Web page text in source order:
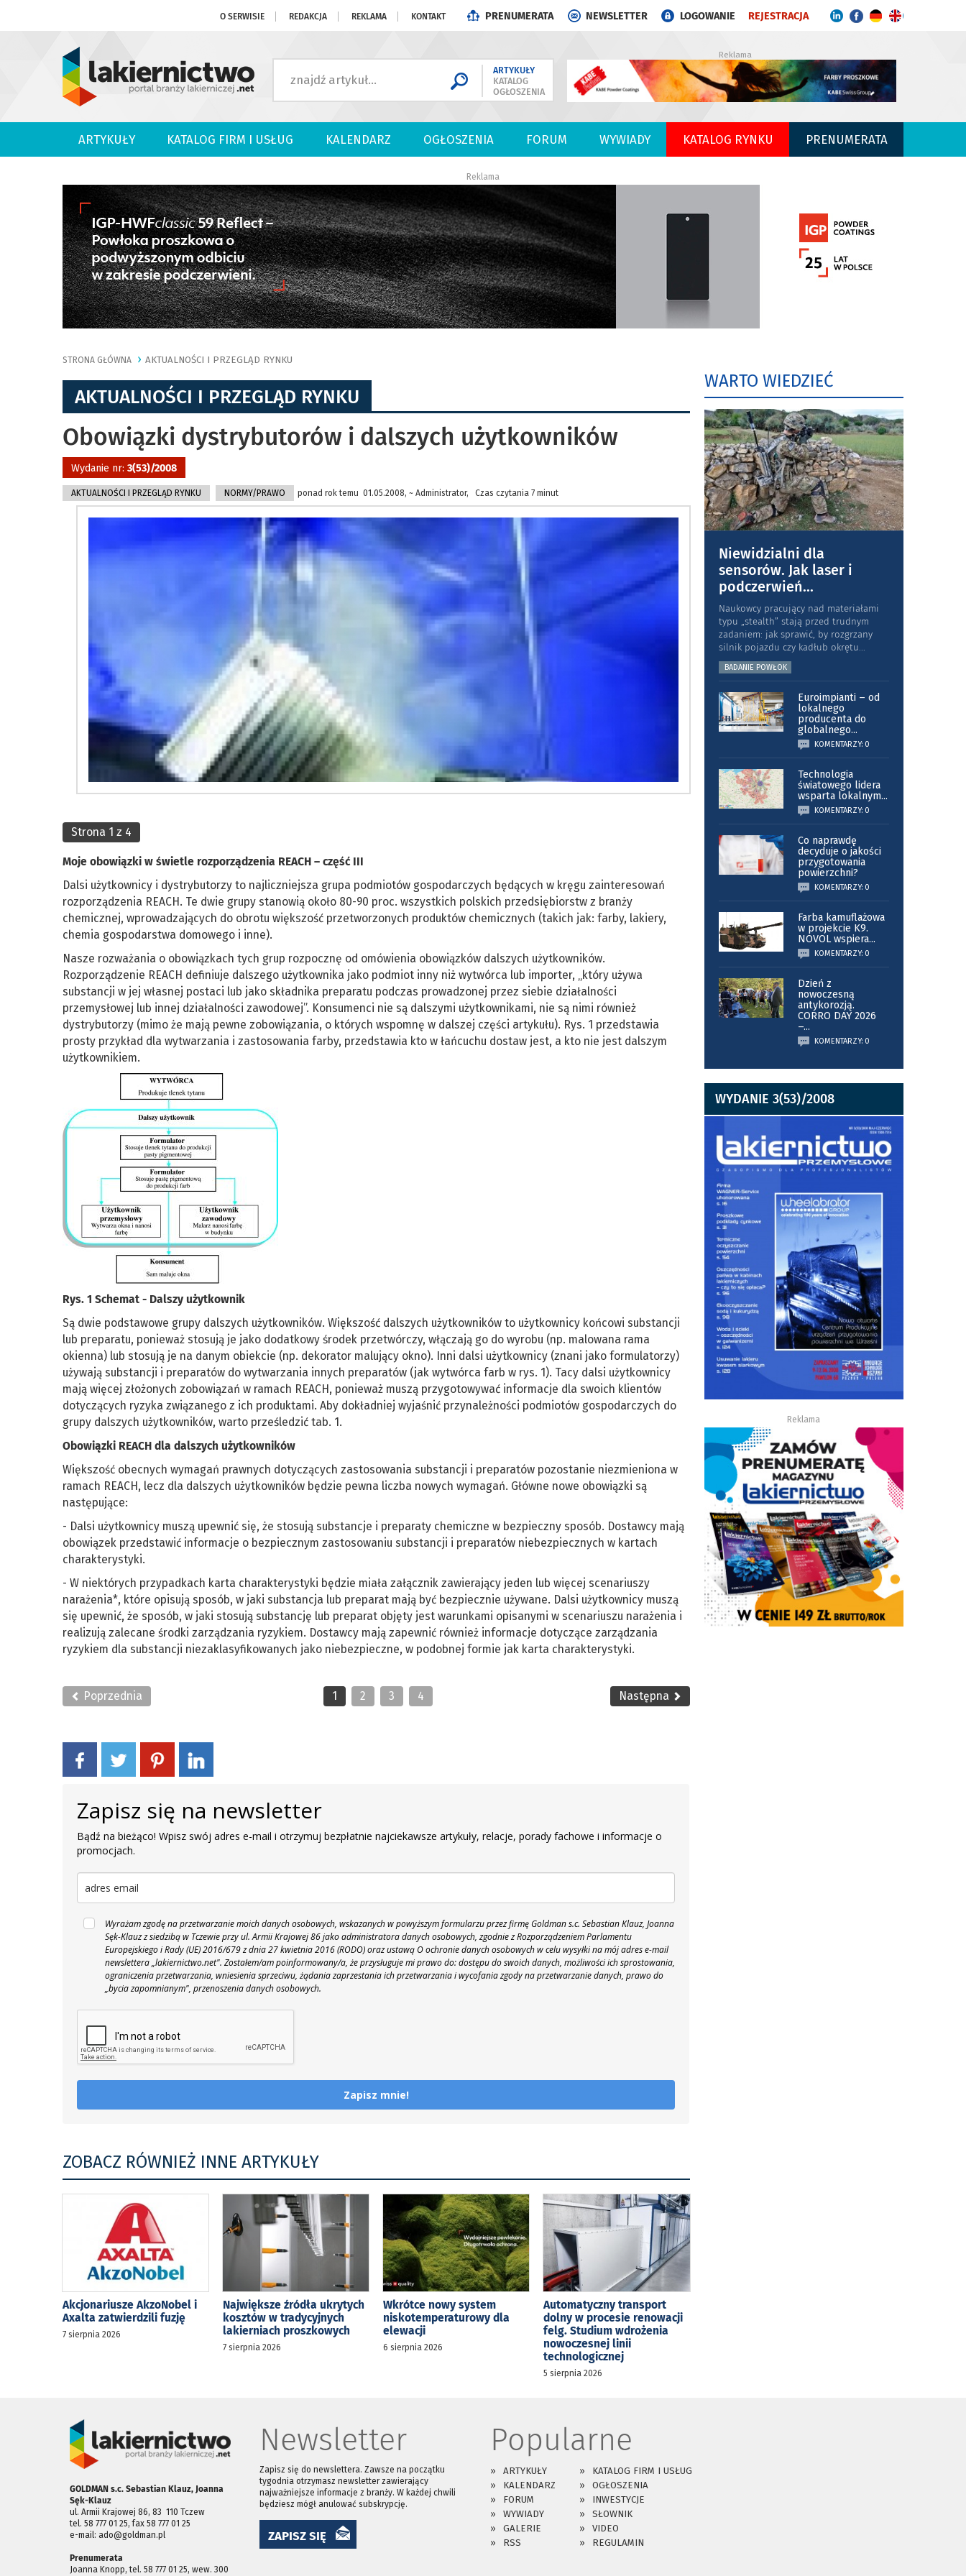
O SERWISIE REDAKCJA REKLAMA KONTAKT PRENUMERATA NEWSLETTER LOGOWANIE REJESTRACJA
ARTYKUŁY
KATALOG
OGŁOSZENIA
Reklama
ARTYKUŁY KATALOG FIRM I USŁUG KALENDARZ OGŁOSZENIA FORUM WYWIADY KATALOG RYNKU PRENUMERATA
Reklama
STRONA GŁÓWNA AKTUALNOŚCI I PRZEGLĄD RYNKU
AKTUALNOŚCI I PRZEGLĄD RYNKU
Obowiązki dystrybutorów i dalszych użytkowników
Wydanie nr: 3(53)/2008
AKTUALNOŚCI I PRZEGLĄD RYNKU NORMY/PRAWO ponad rok temu 01.05.2008, ~ Administrator, Czas czytania 7 minut
Strona 1 z 4
Moje obowiązki w świetle rozporządzenia REACH – część III
Dalsi użytkownicy i dystrybutorzy to najliczniejsza grupa podmiotów gospodarczych będących w kręgu zainteresowań
rozporządzenia REACH. Te dwie grupy stanowią około 80-90 proc. wszystkich polskich przedsiębiorstw z branży
chemicznej, wprowadzających do obrotu większość przetworzonych produktów chemicznych (takich jak: farby, lakiery,
chemia gospodarstwa domowego i inne).
Nasze rozważania o obowiązkach tych grup rozpocznę od omówienia obowiązków dalszych użytkowników.
Rozporządzenie REACH definiuje dalszego użytkownika jako podmiot inny niż wytwórca lub importer, „który używa
substancji w jej własnej postaci lub jako składnika preparatu podczas prowadzonej przez siebie działalności
przemysłowej lub innej działalności zawodowej”. Konsumenci nie są dalszymi użytkownikami, nie są nimi również
dystrybutorzy (mimo że mają ­pewne zobowiązania, o których wspomnę w dalszej części artykułu). Rys. 1 przedstawia
prosty przykład dla wytwarzania i zastosowania farby, przedstawia kto w łańcuchu dostaw jest, a kto nie jest dalszym
użytkownikiem.
Rys. 1 Schemat - Dalszy użytkownik
Są dwie podstawowe grupy dalszych użytkowników. Większość dalszych użytkowników to użytkownicy końcowi substancji
lub preparatu, ponieważ stosują je jako dodatkowy środek przetwórczy, włączają go do wyrobu (np. malowana rama
okienna) lub stosują je na danym obiekcie (np. dekorator malujący okno). Inni dalsi użytkownicy (znani jako formulatorzy)
używają substancji i preparatów do wytwarzania innych preparatów (jak wytwórca farb w rys. 1). Tacy dalsi użytkownicy
mają więcej złożonych zobowiązań w ramach REACH, ponieważ muszą przygotowywać informacje dla swoich klientów
dotyczących ryzyka związanego z ich produktami. Aby dokładniej wyjaśnić przynależności podmiotów gospodarczych do
grupy dalszych użytkowników, warto prześledzić tab. 1.
Obowiązki REACH dla dalszych użytkowników
Większość obecnych wymagań prawnych dotyczących zastosowania substancji i preparatów pozostanie niezmieniona w
ramach REACH, lecz dla dalszych użytkowników będzie pewna liczba nowych wymagań. Główne nowe obowiązki są
następujące:
- Dalsi użytkownicy muszą upewnić się, że stosują substancje i preparaty chemiczne w bezpieczny sposób. Dostawcy mają
obowiązek przedstawić informacje o bezpiecznym zastosowaniu substancji i preparatów niebezpiecznych w kartach
charakterystyki.
- W niektórych przypadkach karta charakterystyki będzie miała załącznik zawierający jeden lub więcej scenariuszy
narażenia*, które opisują sposób, w jaki substancja lub preparat mają być bezpiecznie używane. Dalsi użytkownicy muszą
się upewnić, że sposób, w jaki stosują substancję lub preparat objęty jest warunkami opisanymi w scenariuszu narażenia i
realizują zalecane środki zarządzania ryzykiem. Dostawcy mają zapewnić również informacje dotyczące zarządzania
ryzykiem dla substancji niezaklasyfikowanych jako niebezpieczne, w podobnej formie jak karta charakterystyki.
Poprzednia 1 2 3 4 Następna
Zapisz się na newsletter
Bądź na bieżąco! Wpisz swój adres e-mail i otrzymuj bezpłatnie najciekawsze artykuły, relacje, porady fachowe i informacje o
promocjach.
Wyrażam zgodę na przetwarzanie moich danych osobowych, wskazanych w powyższym formularzu przez firmę Goldman s.c. Sebastian Klauz, Joanna
Sęk-Klauz z siedzibą w Tczewie przy ul. Armii Krajowej 86 jako administratora danych osobowych, zgodnie z Rozporządzeniem Parlamentu
Europejskiego i Rady (UE) 2016/679 z dnia 27 kwietnia 2016 (RODO) oraz ustawą O ochronie danych osobowych w celu wysyłki na mój adres e-mail
newslettera „lakiernictwo.net". Zostałem/am poinformowany/a, że przysługuje mi prawo do: dostępu do swoich danych, możliwości ich sprostowania,
ograniczenia przetwarzania, wniesienia sprzeciwu, żądania zaprzestania ich przetwarzania i wycofania zgody na przetwarzanie danych, prawo do
„bycia zapomnianym", przenoszenia danych osobowych.
Zapisz mnie!
ZOBACZ RÓWNIEŻ INNE ARTYKUŁY
Akcjonariusze AkzoNobel i
Axalta zatwierdzili fuzję
7 sierpnia 2026
Największe źródła ukrytych
kosztów w tradycyjnych
lakierniach proszkowych
7 sierpnia 2026
Wkrótce nowy system
niskotemperaturowy dla
elewacji
6 sierpnia 2026
Automatyczny transport
dolny w procesie renowacji
felg. Studium wdrożenia
nowoczesnej linii
technologicznej
5 sierpnia 2026
WARTO WIEDZIEĆ
Niewidzialni dla
sensorów. Jak laser i
podczerwień...
Naukowcy pracujący nad materiałami
typu „stea­lth” stają przed trudnym
zadaniem: jak sprawić, by rozgrzany
silnik pojazdu czy kadłub okrętu...
BADANIE POWŁOK
Euroimpianti – od
lokalnego
producenta do
globalnego...
KOMENTARZY: 0
Technologia
światowego lidera
wsparta lokalnym...
KOMENTARZY: 0
Co naprawdę
decyduje o jakości
przygotowania
powierzchni?
KOMENTARZY: 0
Farba kamuflażowa
w projekcie K9.
NOVOL wspiera...
KOMENTARZY: 0
Dzień z
nowoczesną
antykorozją.
CORRO DAY 2026
–...
KOMENTARZY: 0
WYDANIE 3(53)/2008
Reklama
GOLDMAN s.c. Sebastian Klauz, Joanna
Sęk-Klauz
ul. Armii Krajowej 86, 83 ­ 110 Tczew
tel. 58 777 01 25, fax 58 777 01 25
e-mail: ado@goldman.pl
Prenumerata
Joanna Knopp, tel. 58 777 01 25, wew. 300
Newsletter
Zapisz się do newslettera. Zawsze na początku
tygodnia otrzymasz newsletter zawierający
najważniejsze informacje z branży. W każdej chwili
będziesz mógł anulować subskrypcję.
ZAPISZ SIĘ
Popularne
ARTYKUŁY
KATALOG FIRM I USŁUG
KALENDARZ
OGŁOSZENIA
FORUM
INWESTYCJE
WYWIADY
SŁOWNIK
GALERIE
VIDEO
RSS
REGULAMIN